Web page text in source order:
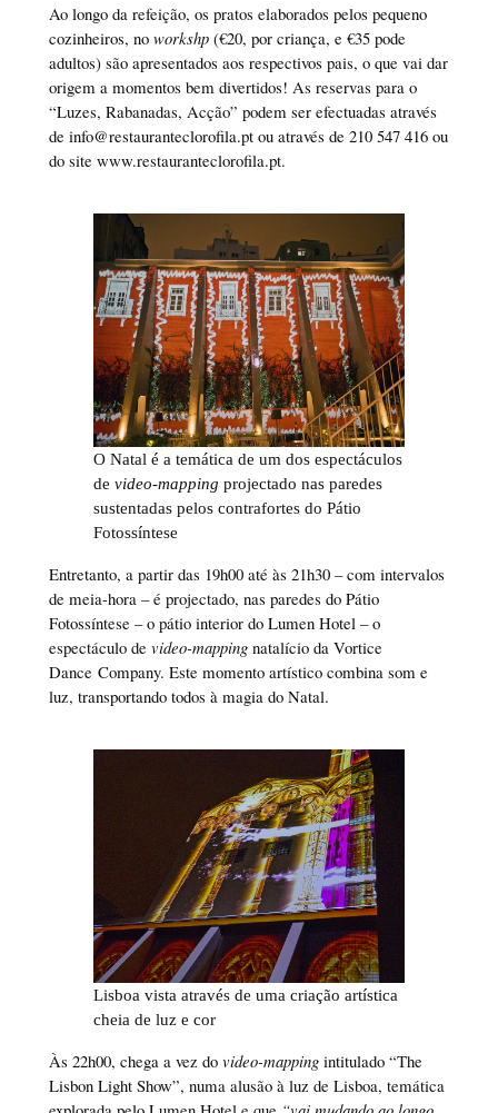
Ao longo da refeição, os pratos elaborados pelos pequeno
cozinheiros, no workshp(€20, por criança, e €35 pode
adultos) são apresentados aos respectivos pais, o que vai dar
origem a momentos bem divertidos! As reservas para o
“Luzes, Rabanadas, Acção” podem ser efectuadas através
de info@restauranteclorofila.pt ou através de 210 547 416 ou
do site www.restauranteclorofila.pt.
O Natal é a temática de um dos espectáculos
de video-mapping projectado nas paredes
sustentadas pelos contrafortes do Pátio
Fotossíntese
Entretanto, a partir das 19h00 até às 21h30 – com intervalos
de meia-hora – é projectado, nas paredes do Pátio
Fotossíntese – o pátio interior do Lumen Hotel – o
espectáculo de video-mappingnatalício da Vortice
Dance Company. Este momento artístico combina som e
luz, transportando todos à magia do Natal.
Lisboa vista através de uma criação artística
cheia de luz e cor
Às 22h00, chega a vez do video-mappingintitulado “The
Lisbon Light Show”, numa alusão à luz de Lisboa, temática